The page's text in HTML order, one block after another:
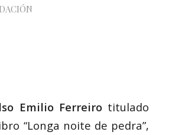
Emilio Ferreiro titulado
“Longa noite de pedra”,